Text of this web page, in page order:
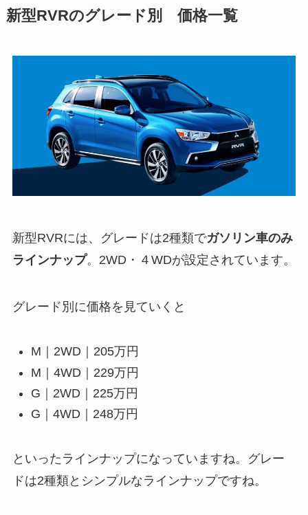
新型RVRのグレード別 価格一覧
新型RVRには、グレードは2種類でガソリン車のみ
ラインナップ。2WD・４WDが設定されています。
グレード別に価格を見ていくと
M｜2WD｜205万円
M｜4WD｜229万円
G｜2WD｜225万円
G｜4WD｜248万円
といったラインナップになっていますね。グレー
ドは2種類とシンプルなラインナップですね。